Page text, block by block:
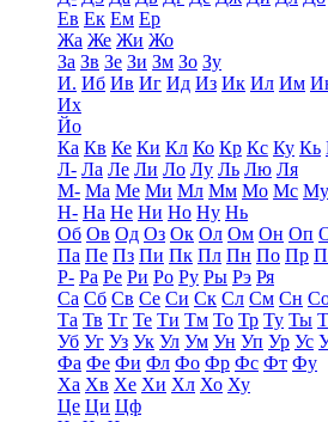
Ев Ек Ем Ер
Жа Же Жи Жо
За Зв Зе Зи Зм Зо Зу
И. Иб Ив Иг Ид Из Ик Ил Им
Их
Йо
Ка Кв Ке Ки Кл Ко Кр Кс Ку Кь
Л- Ла Ле Ли Ло Лу Ль Лю Ля
М- Ма Ме Ми Мл Мм Мо Мс Му
Н- На Не Ни Но Ну Нь
Об Ов Од Оз Ок Ол Ом Он Оп
Па Пе Пз Пи Пк Пл Пн По Пр
Р- Ра Ре Ри Ро Ру Ры Рэ Ря
Са Сб Св Се Си Ск Сл См Сн
Та Тв Тг Те Ти Тм То Тр Ту Ты
Уб Уг Уз Ук Ул Ум Ун Уп Ур Ус
Фа Фе Фи Фл Фо Фр Фс Фт Фу
Ха Хв Хе Хи Хл Хо Ху
Це Ци Цф